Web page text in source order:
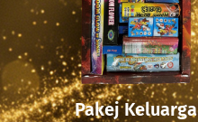
Pakej Keluarga